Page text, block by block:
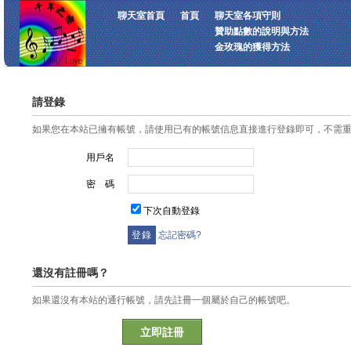
聊天室首頁 首頁
聊天室各項守則
贊助點數的說明與方法
金玫瑰的獲得方法
請登錄
如果您在本站已擁有帳號，請使用已有的帳號信息直接進行登錄即可，不需
用戶名
密 碼
下次自動登錄
忘記密碼?
還沒有註冊嗎？
如果還沒有本站的通行帳號，請先註冊一個屬於自己的帳號吧。
立即註冊